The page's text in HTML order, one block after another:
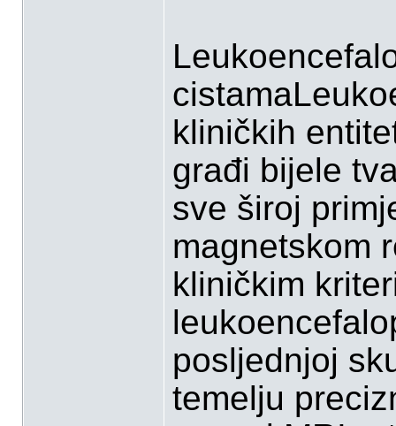
kliničkih
građi bijele
sve široj
magnetskom
kliničkim
posljednjoj
temelju